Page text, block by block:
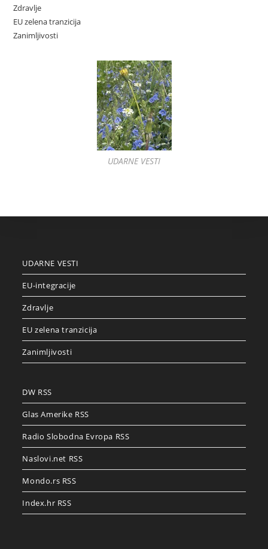
Zdravlje
EU zelena tranzicija
Zanimljivosti
UDARNE VESTI
UDARNE VESTI
EU-integracije
Zdravlje
EU zelena tranzicija
Zanimljivosti
DW RSS
Glas Amerike RSS
Radio Slobodna Evropa RSS
Naslovi.net RSS
Mondo.rs RSS
Index.hr RSS